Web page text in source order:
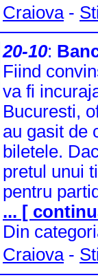
Craiova-
20-10:
Fiind
va fi
Bucuresti,
au gasit de
biletele.
pretul unui
pentru
... [
Din
Craiova-